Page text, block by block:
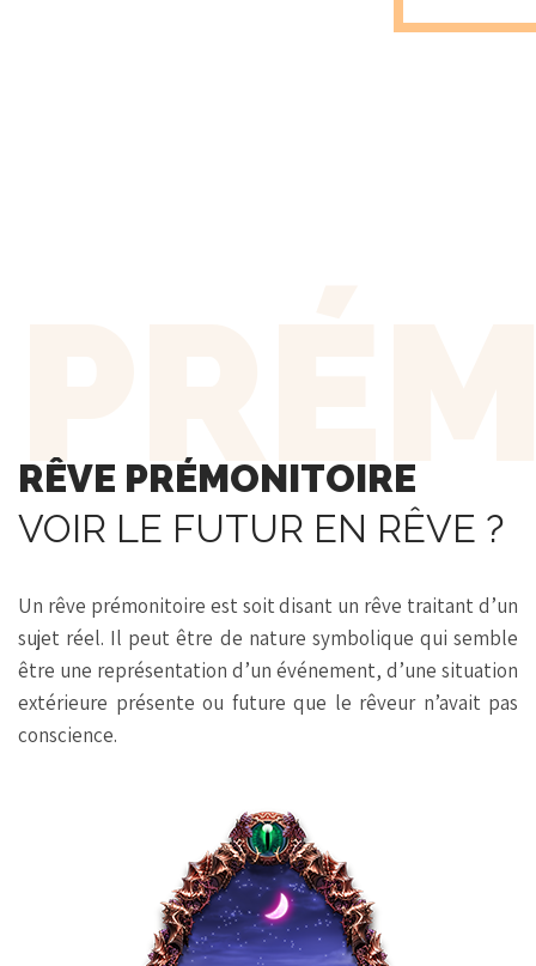
RÊVE PRÉMONITOIRE
VOIR LE FUTUR EN RÊVE ?
Un rêve prémonitoire est soit disant un rêve traitant d’un
sujet réel. Il peut être de nature symbolique qui semble
être une représentation d’un événement, d’une situation
extérieure présente ou future que le rêveur n’avait pas
conscience.